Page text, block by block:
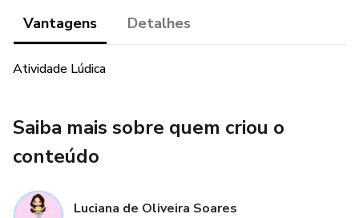
Vantagens Detalhes
Atividade Lúdica
Saiba mais sobre quem criou o
conteúdo
Luciana de Oliveira Soares